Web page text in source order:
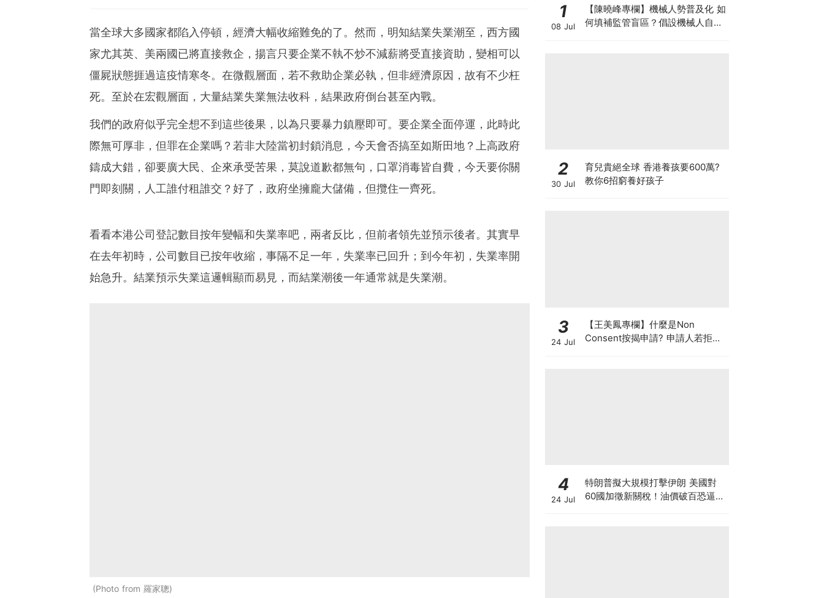
當全球大多國家都陷入停頓，經濟大幅收縮難免的了。然而，明知結業失業潮至，西方國
家尤其英、美兩國已將直接救企，揚言只要企業不執不炒不減薪將受直接資助，變相可以
僵屍狀態捱過這疫情寒冬。在微觀層面，若不救助企業必執，但非經濟原因，故有不少枉
死。至於在宏觀層面，大量結業失業無法收科，結果政府倒台甚至內戰。
我們的政府似乎完全想不到這些後果，以為只要暴力鎮壓即可。要企業全面停運，此時此
際無可厚非，但罪在企業嗎？若非大陸當初封鎖消息，今天會否搞至如斯田地？上高政府
鑄成大錯，卻要廣大民、企來承受苦果，莫說道歉都無句，口罩消毒皆自費，今天要你關
門即刻關，人工誰付租誰交？好了，政府坐擁龐大儲備，但攬住一齊死。
看看本港公司登記數目按年變幅和失業率吧，兩者反比，但前者領先並預示後者。其實早
在去年初時，公司數目已按年收縮，事隔不足一年，失業率已回升；到今年初，失業率開
始急升。結業預示失業這邏輯顯而易見，而結業潮後一年通常就是失業潮。
Photo from 羅家聰
1
08 Jul
【陳曉峰專欄】機械人勢普及化 如
何填補監管盲區？倡設機械人自願
2
30 Jul
育兒貴絕全球 香港養孩要600萬?
教你6招窮養好孩子
3
24 Jul
【王美鳳專欄】什麼是Non
Consent按揭申請? 申請人若拒披
4
24 Jul
特朗普擬大規模打擊伊朗 美國對
60國加徵新關稅！油價破百恐逼聯